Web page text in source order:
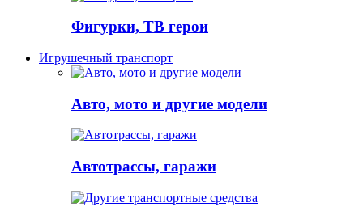
Фигурки, ТВ герои
Игрушечный транспорт
Авто, мото и другие модели
Автотрассы, гаражи